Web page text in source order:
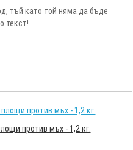
тъй като той няма да бъде
текст!
против мъх - 1,2 кг.